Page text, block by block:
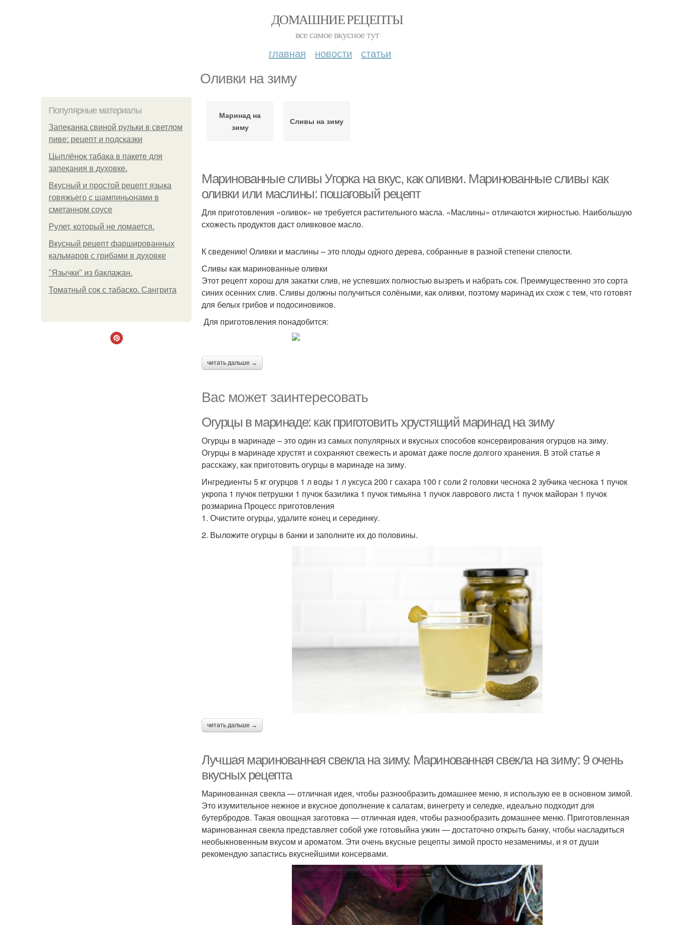
ДОМАШНИЕ РЕЦЕПТЫ
все самое вкусное тут
главная новости статьи
Оливки на зиму
Популярные материалы
Запеканка свиной рульки в светлом
пиве: рецепт и подсказки
Цыплёнок табака в пакете для
запекания в духовке.
Вкусный и простой рецепт языка
говяжьего с шампиньонами в
сметанном соусе
Рулет, который не ломается.
Вкусный рецепт фаршированных
кальмаров с грибами в духовке
"Язычки" из баклажан.
Томатный сок с табаско. Сангрита
Маринад на
зиму
Сливы на зиму
Маринованные сливы Угорка на вкус, как оливки. Маринованные сливы как
оливки или маслины: пошаговый рецепт
Для приготовления «оливок» не требуется растительного масла. «Маслины» отличаются жирностью. Наибольшую
схожесть продуктов даст оливковое масло.
К сведению! Оливки и маслины – это плоды одного дерева, собранные в разной степени спелости.
Сливы как маринованные оливки
Этот рецепт хорош для закатки слив, не успевших полностью вызреть и набрать сок. Преимущественно это сорта
синих осенних слив. Сливы должны получиться солёными, как оливки, поэтому маринад их схож с тем, что готовят
для белых грибов и подосиновиков.
Для приготовления понадобится:
читать дальше →
Вас может заинтересовать
Огурцы в маринаде: как приготовить хрустящий маринад на зиму
Огурцы в маринаде – это один из самых популярных и вкусных способов консервирования огурцов на зиму.
Огурцы в маринаде хрустят и сохраняют свежесть и аромат даже после долгого хранения. В этой статье я
расскажу, как приготовить огурцы в маринаде на зиму.
Ингредиенты 5 кг огурцов 1 л воды 1 л уксуса 200 г сахара 100 г соли 2 головки чеснока 2 зубчика чеснока 1 пучок
укропа 1 пучок петрушки 1 пучок базилика 1 пучок тимьяна 1 пучок лаврового листа 1 пучок майоран 1 пучок
розмарина Процесс приготовления
1. Очистите огурцы, удалите конец и серединку.
2. Выложите огурцы в банки и заполните их до половины.
читать дальше →
Лучшая маринованная свекла на зиму. Маринованная свекла на зиму: 9 очень
вкусных рецепта
Маринованная свекла — отличная идея, чтобы разнообразить домашнее меню, я использую ее в основном зимой.
Это изумительное нежное и вкусное дополнение к салатам, винегрету и селедке, идеально подходит для
бутербродов. Такая овощная заготовка — отличная идея, чтобы разнообразить домашнее меню. Приготовленная
маринованная свекла представляет собой уже готовыйна ужин — достаточно открыть банку, чтобы насладиться
необыкновенным вкусом и ароматом. Эти очень вкусные рецепты зимой просто незаменимы, и я от души
рекомендую запастись вкуснейшими консервами.